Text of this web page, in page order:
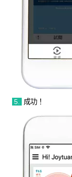
5. 成功！